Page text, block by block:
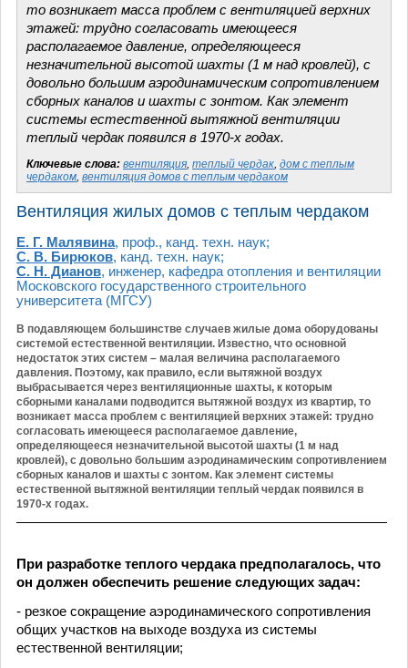
то возникает масса проблем с вентиляцией верхних
этажей: трудно согласовать имеющееся
располагаемое давление, определяющееся
незначительной высотой шахты (1 м над кровлей), с
довольно большим аэродинамическим сопротивлением
сборных каналов и шахты с зонтом. Как элемент
системы естественной вытяжной вентиляции
теплый чердак появился в 1970-х годах.
Ключевые слова: вентиляция, теплый чердак, дом с теплым
чердаком, вентиляция домов с теплым чердаком
Вентиляция жилых домов с теплым чердаком
Е. Г. Малявина, проф., канд. техн. наук;
С. В. Бирюков, канд. техн. наук;
С. Н. Дианов, инженер, кафедра отопления и вентиляции
Московского государственного строительного
университета (МГСУ)
В подавляющем большинстве случаев жилые дома оборудованы
системой естественной вентиляции. Известно, что основной
недостаток этих систем – малая величина располагаемого
давления. Поэтому, как правило, если вытяжной воздух
выбрасывается через вентиляционные шахты, к которым
сборными каналами подводится вытяжной воздух из квартир, то
возникает масса проблем с вентиляцией верхних этажей: трудно
согласовать имеющееся располагаемое давление,
определяющееся незначительной высотой шахты (1 м над
кровлей), с довольно большим аэродинамическим сопротивлением
сборных каналов и шахты с зонтом. Как элемент системы
естественной вытяжной вентиляции теплый чердак появился в
1970-х годах.
При разработке теплого чердака предполагалось, что
он должен обеспечить решение следующих задач:
- резкое сокращение аэродинамического сопротивления
общих участков на выходе воздуха из системы
естественной вентиляции;